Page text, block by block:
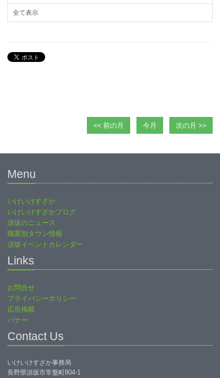
全て表示
<< 前の月 今月 次の月 >>
Menu
いけいけすざか
いけいけすざかブログ
須坂のニュース
職業別タウン情報
須坂イベントカレンダー
Links
お問合せ
プライバシーポリシー
広告掲載
バナー
Contact Us
いけいけすざか事務局
長野県須坂市常盤町804-1